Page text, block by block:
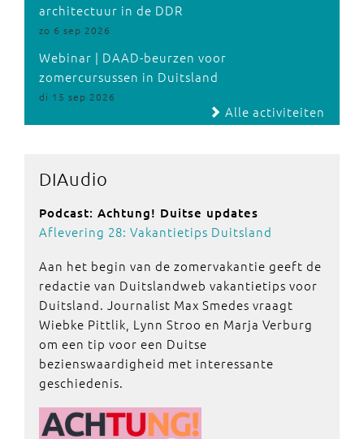
architectuur in de DDR
zo 6 sep 2026
Webinar | DAAD-beurzen voor
zomercursussen in Duitsland
di 15 sep 2026
Alle activiteiten
DIAudio
Podcast: Achtung! Duitse updates
Aflevering 28: Vakantietips Duitsland
Aan het begin van de zomervakantie geeft de
redactie van Duitslandweb vakantietips voor
Duitsland. Journalist Max Smedes vraagt
Wiebke Pittlik, Lynn Stroo en Marja Verburg
om een tip voor een Duitse
bezienswaardigheid met interessante
geschiedenis.